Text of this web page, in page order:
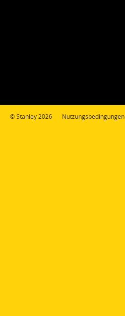
© Stanley 2026 Nutzungsbedingungen